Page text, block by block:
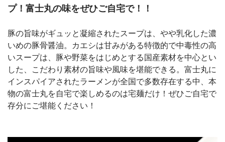
プ！富士丸の味をぜひご自宅で！！
豚の旨味がギュッと凝縮されたスープは、やや乳化した濃
いめの豚骨醤油。カエシは甘みがある特徴的で中毒性の高
いスープは、豚や野菜をはじめとする国産素材を中心とい
した、こだわり素材の旨味や風味を堪能できる。富士丸に
インスパイアされたラーメンが全国で多数存在する中、本
物の富士丸を自宅で楽しめるのは宅麺だけ！ぜひご自宅で
存分にご堪能ください！